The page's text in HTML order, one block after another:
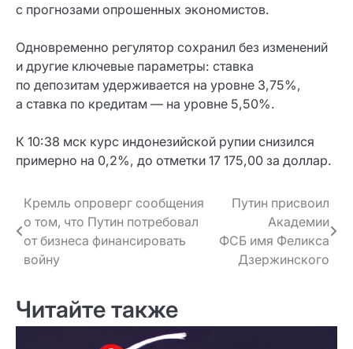
с прогнозами опрошенных экономистов.
Одновременно регулятор сохранил без изменений
и другие ключевые параметры: ставка
по депозитам удерживается на уровне 3,75%,
а ставка по кредитам — на уровне 5,50%.
К 10:38 мск курс индонезийской рупии снизился
примерно на 0,2%, до отметки 17 175,00 за доллар.
Навигация
по записям
Кремль опроверг сообщения
о том, что Путин потребовал
от бизнеса финансировать
войну
Путин присвоил
Академии
ФСБ имя Феликса
Дзержинского
Читайте также